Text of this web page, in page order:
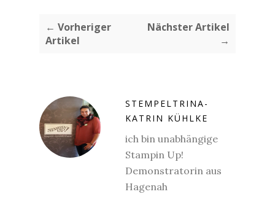
← Vorheriger
Artikel
Nächster Artikel
→
STEMPELTRINA-
KATRIN KÜHLKE
ich bin unabhängige
Stampin Up!
Demonstratorin aus
Hagenah